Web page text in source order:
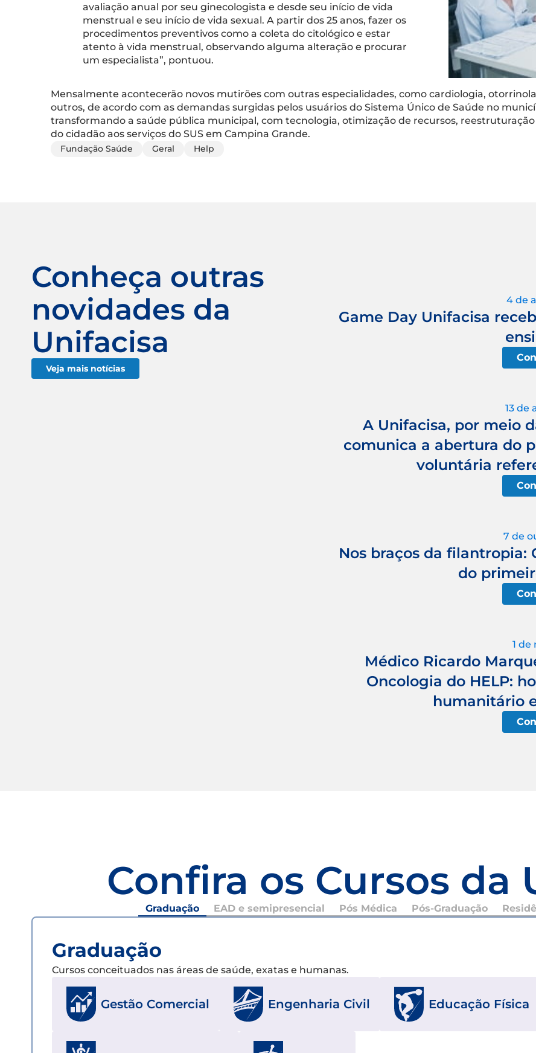
avaliação anual por seu ginecologista e desde seu início de vida
menstrual e seu início de vida sexual. A partir dos 25 anos, fazer os
procedimentos preventivos como a coleta do citológico e estar
atento à vida menstrual, observando alguma alteração e procurar
um especialista”, pontuou.
Mensalmente acontecerão novos mutirões com outras especialidades, como cardiologia,
outros, de acordo com as demandas surgidas pelos usuários do Sistema Único de Saúde no
transformando a saúde pública municipal, com tecnologia, otimização de recursos,
do cidadão aos serviços do SUS em Campina Grande.
Fundação Saúde Geral Help
Conheça outras
novidades da
Unifacisa
Veja mais notícias
4 de
Game Day Unifacisa
13 de
A Unifacisa, por meio
comunica a abertura do
voluntária
7 de
Nos braços da filantropia:
do
1 de
Médico Ricardo
Oncologia do HELP:
humanitário
Confira os Cursos da
Graduação EAD e semipresencial Pós Médica Pós-Graduação
Graduação
Cursos conceituados nas áreas de saúde, exatas e humanas.
Gestão Comercial Engenharia Civil Educação Física